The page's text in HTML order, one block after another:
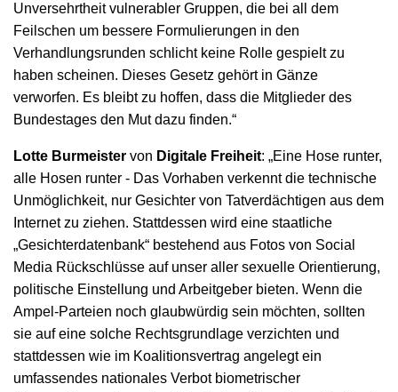
Unversehrtheit vulnerabler Gruppen, die bei all dem
Feilschen um bessere Formulierungen in den
Verhandlungsrunden schlicht keine Rolle gespielt zu
haben scheinen. Dieses Gesetz gehört in Gänze
verworfen. Es bleibt zu hoffen, dass die Mitglieder des
Bundestages den Mut dazu finden.“
Lotte Burmeister von Digitale Freiheit: „Eine Hose runter,
alle Hosen runter - Das Vorhaben verkennt die technische
Unmöglichkeit, nur Gesichter von Tatverdächtigen aus dem
Internet zu ziehen. Stattdessen wird eine staatliche
„Gesichterdatenbank“ bestehend aus Fotos von Social
Media Rückschlüsse auf unser aller sexuelle Orientierung,
politische Einstellung und Arbeitgeber bieten. Wenn die
Ampel-Parteien noch glaubwürdig sein möchten, sollten
sie auf eine solche Rechtsgrundlage verzichten und
stattdessen wie im Koalitionsvertrag angelegt ein
umfassendes nationales Verbot biometrischer